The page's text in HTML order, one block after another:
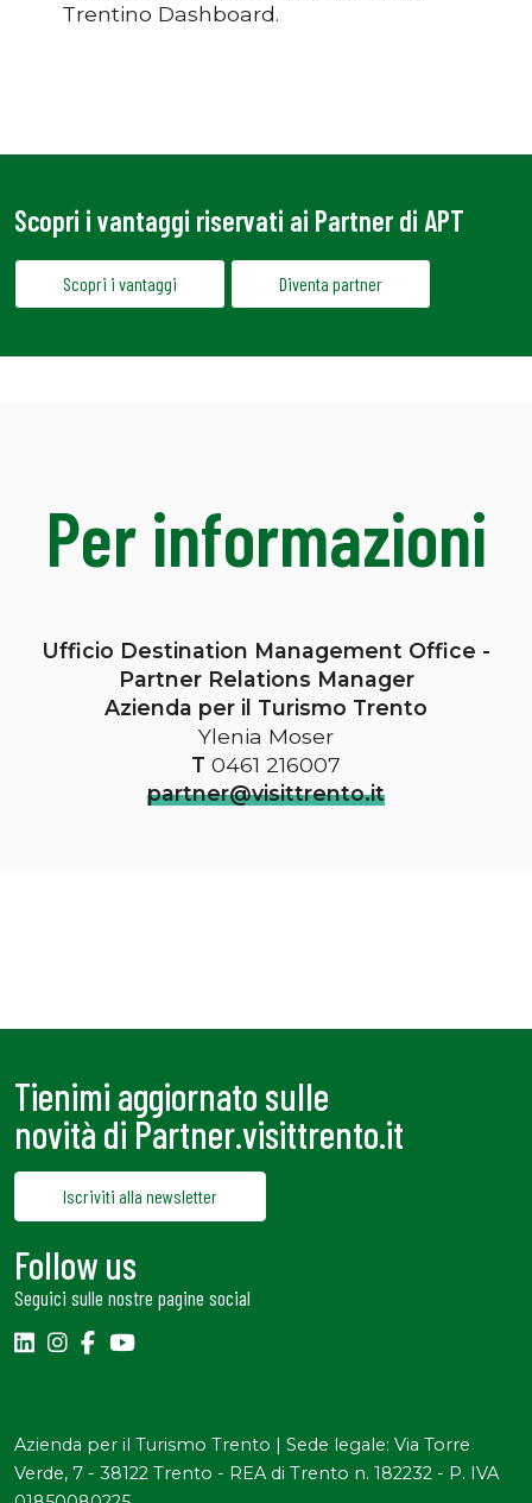
Trentino Dashboard.
Scopri i vantaggi riservati ai Partner di APT
Scopri i vantaggi Diventa partner
Per informazioni
Ufficio Destination Management Office -
Partner Relations Manager
Azienda per il Turismo Trento
Ylenia Moser
T 0461 216007
partner@visittrento.it
Tienimi aggiornato sulle
novità di Partner.visittrento.it
Iscriviti alla newsletter
Follow us
Seguici sulle nostre pagine social
Azienda per il Turismo Trento | Sede legale: Via Torre
Verde, 7 - 38122 Trento - REA di Trento n. 182232 - P. IVA